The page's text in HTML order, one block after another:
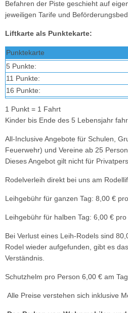
Befahren der Piste geschieht auf
jeweiligen Tarife und
Liftkarte als Punktekarte:
Punktekarte
5 Punkte:
11 Punkte:
16 Punkte:
1 Punkt = 1 Fahrt
Kinder bis Ende des 5 Lebensjahr
All-Inclusive Angebote für Schulen,
Feuerwehr) und Vereine ab 25
Dieses Angebot gilt nicht für
Rodelverleih direkt bei uns am
Leihgebühr für ganzen Tag: 8,00 €
Leihgebühr für halben Tag: 6,00 €
Bei Verlust eines Leih-Rodels sind
Rodel wieder aufgefunden, gibt es
Verständnis.
Schutzhelm pro Person 6,00 € am Tag
Alle Preise verstehen sich inklusive